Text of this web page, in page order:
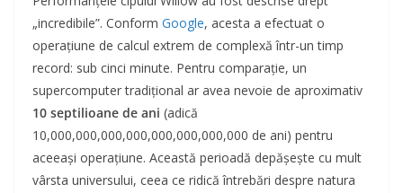
„incredibile”. Conform Google, acesta a efectuat o
operațiune de calcul extrem de complexă într-un timp
record: sub cinci minute. Pentru comparație, un
supercomputer tradițional ar avea nevoie de aproximativ
10 septilioane de ani (adică
10,000,000,000,000,000,000,000,000 de ani) pentru
aceeași operațiune. Această perioadă depășește cu mult
vârsta universului, ceea ce ridică întrebări despre natura